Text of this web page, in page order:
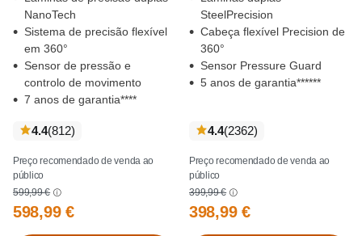
NanoTech
Sistema de precisão flexível
em 360°
Sensor de pressão e
controlo de movimento
7 anos de garantia****
4.4(812críticas
)
Preço recomendado de venda ao
público
599,99 €
598,99 €
SteelPrecision
Cabeça flexível Precision de
360°
Sensor Pressure Guard
5 anos de garantia******
4.4(2362críticas
)
Preço recomendado de venda ao
público
399,99 €
398,99 €